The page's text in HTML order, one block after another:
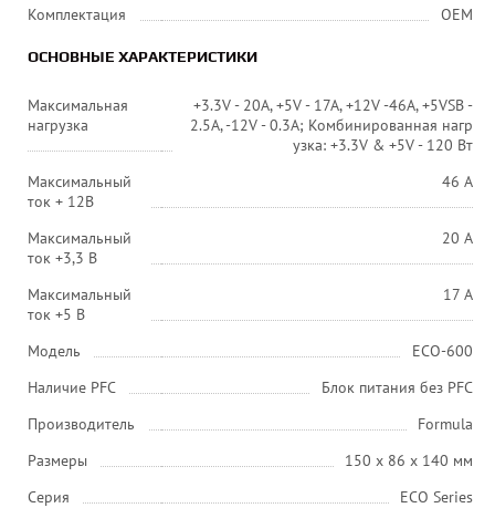
Комплектация OEM
ОСНОВНЫЕ ХАРАКТЕРИСТИКИ
Максимальная
нагрузка
+3.3V - 20A, +5V - 17A, +12V -46A, +5VSB -
2.5A, -12V - 0.3A; Комбинированная нагр
узка: +3.3V & +5V - 120 Вт
Максимальный
ток + 12В
46 A
Максимальный
ток +3,3 В
20 A
Максимальный
ток +5 В
17 A
Модель
ECO-600
Наличие PFC
Блок питания без PFC
Производитель
Formula
Размеры
150 x 86 x 140 мм
Серия
ECO Series